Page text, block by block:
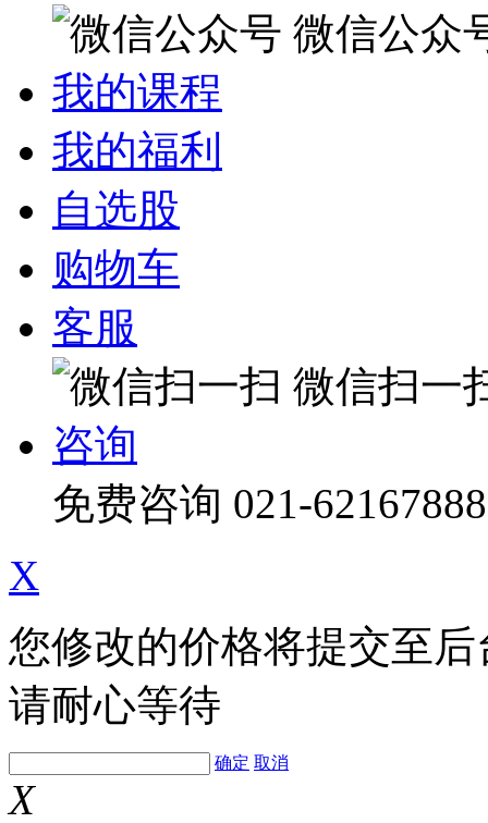
微信公众
我的课程
我的福利
自选股
购物车
客服
微信扫一
咨询
免费咨询 021-62167888
X
您修改的价格将提交至
请耐心等待
确定 取消
X